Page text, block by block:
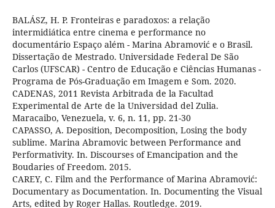
BALÁSZ, H. P. Fronteiras e paradoxos: a relação
intermidiática entre cinema e performance no
documentário Espaço além - Marina Abramović e o Brasil.
Dissertação de Mestrado. Universidade Federal De São
Carlos (UFSCAR) - Centro de Educação e Ciências Humanas -
Programa de Pós-Graduação em Imagem e Som. 2020.
CADENAS, 2011 Revista Arbitrada de la Facultad
Experimental de Arte de la Universidad del Zulia.
Maracaibo, Venezuela, v. 6, n. 11, pp. 21-30
CAPASSO, A. Deposition, Decomposition, Losing the body
sublime. Marina Abramovic between Performance and
Performativity. In. Discourses of Emancipation and the
Boudaries of Freedom. 2015.
CAREY, C. Film and the Performance of Marina Abramović:
Documentary as Documentation. In. Documenting the Visual
Arts, edited by Roger Hallas. Routledge. 2019.